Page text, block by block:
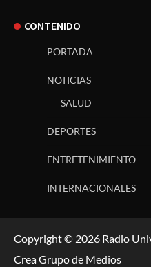
CONTENIDO
PORTADA
NOTICIAS
SALUD
DEPORTES
ENTRETENIMIENTO
INTERNACIONALES
Copyright © 2026 Radio
Crea Grupo de Medios